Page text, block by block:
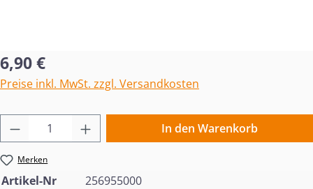
Regulärer Preis:
6,90 €
Preise inkl. MwSt. zzgl. Versandkosten
Produkt Anzahl: Gib den gewünschten
In den Warenkorb
Merken
Artikel-Nr
256955000